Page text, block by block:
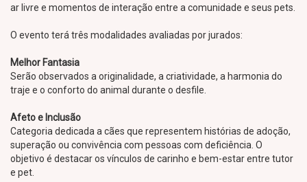
ar livre e momentos de interação entre a comunidade e seus pets.
O evento terá três modalidades avaliadas por jurados:
Melhor Fantasia
Serão observados a originalidade, a criatividade, a harmonia do
traje e o conforto do animal durante o desfile.
Afeto e Inclusão
Categoria dedicada a cães que representem histórias de adoção,
superação ou convivência com pessoas com deficiência. O
objetivo é destacar os vínculos de carinho e bem-estar entre tutor
e pet.